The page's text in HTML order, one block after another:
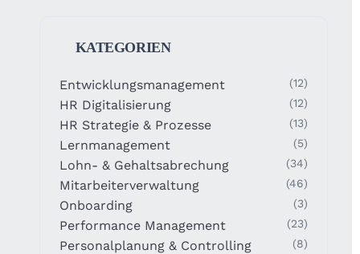
KATEGORIEN
Entwicklungsmanagement (12)
HR Digitalisierung (12)
HR Strategie & Prozesse (13)
Lernmanagement (5)
Lohn- & Gehaltsabrechung (34)
Mitarbeiterverwaltung (46)
Onboarding (3)
Performance Management (23)
Personalplanung & Controlling (8)